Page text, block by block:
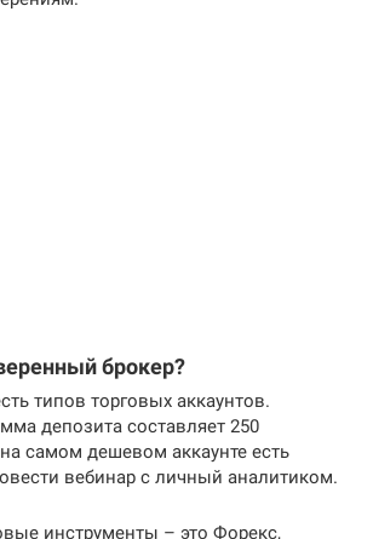
брокер?
типов торговых аккаунтов.
депозита составляет 250
самом дешевом аккаунте есть
вебинар с личный аналитиком.
инструменты – это Форекс,